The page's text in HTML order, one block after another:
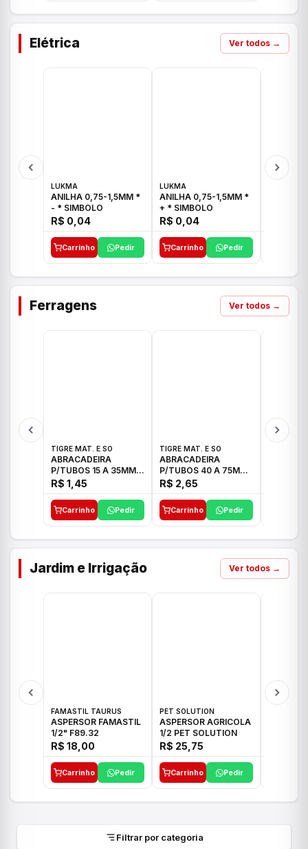
Elétrica Ver todos →
LUKMA
ANILHA 0,75-1,5MM *
- * SIMBOLO
R$ 0,04
Carrinho Pedir
LUKMA
ANILHA 0,75-1,5MM *
+ * SIMBOLO
R$ 0,04
Carrinho Pedir
Ferragens Ver todos →
TIGRE MAT. E SO
ABRACADEIRA
P/TUBOS 15 A 35MM
TIGRE
R$ 1,45
Carrinho Pedir
TIGRE MAT. E SO
ABRACADEIRA
P/TUBOS 40 A 75MM
TIGRE
R$ 2,65
Carrinho Pedir
Jardim e Irrigação Ver todos →
FAMASTIL TAURUS
ASPERSOR FAMASTIL
1/2" F89.32
R$ 18,00
Carrinho Pedir
PET SOLUTION
ASPERSOR AGRICOLA
1/2 PET SOLUTION
R$ 25,75
Carrinho Pedir
Filtrar por categoria